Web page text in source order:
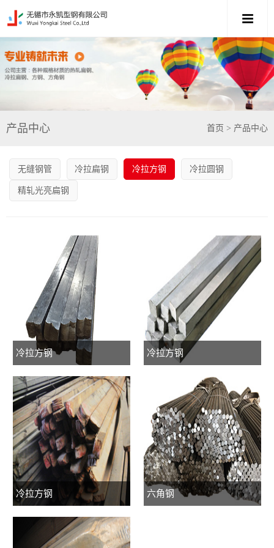
产品中心 首页 > 产品中心
无缝钢管 冷拉扁钢 冷拉方钢 冷拉圆钢
精轧光亮扁钢
冷拉方钢 冷拉方钢
冷拉方钢 六角钢